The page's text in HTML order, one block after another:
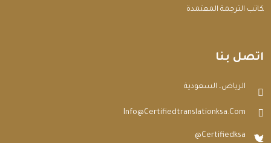
مكاتب الترجمة المعتمدة
اتصل بنا
الرياض، السعودية
Info@certifiedtranslationksa.com
@certifiedksa